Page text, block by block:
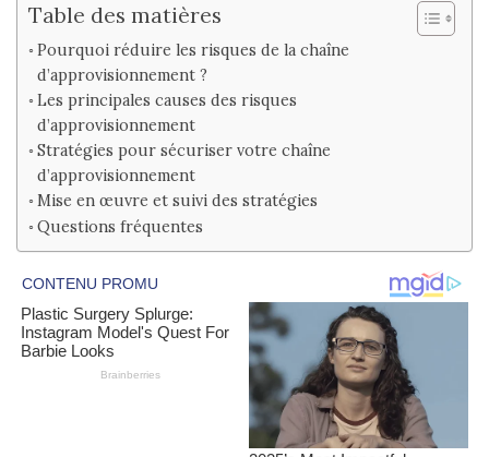
Table des matières
Pourquoi réduire les risques de la chaîne
d’approvisionnement ?
Les principales causes des risques
d’approvisionnement
Stratégies pour sécuriser votre chaîne
d’approvisionnement
Mise en œuvre et suivi des stratégies
Questions fréquentes